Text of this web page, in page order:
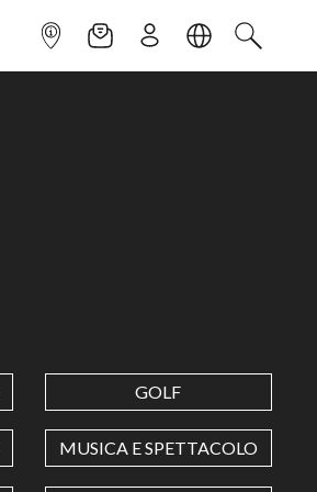
INFOPOINTNEWSLETTER
ISCRIVITILINGUACERCA
GOLF
MUSICA E SPETTACOLO